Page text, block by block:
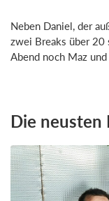
Neben Daniel, der
zwei Breaks über 20
Abend noch Maz
Die neusten